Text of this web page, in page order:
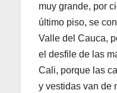
muy grande, por
último piso, se
Valle del Cauca,
el desfile de las
Cali, porque las
y vestidas van de